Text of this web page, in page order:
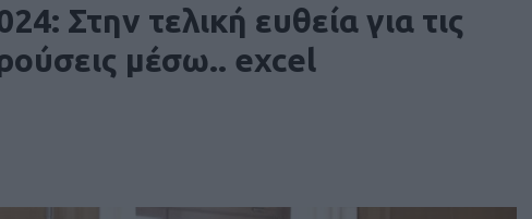
Στην τελική ευθεία για τις
μέσω.. excel